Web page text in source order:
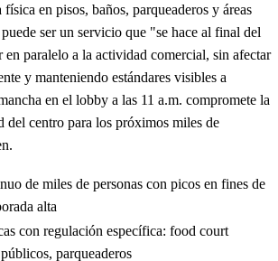
en pisos, baños, parqueaderos y áreas
ser un servicio que "se hace al final del
en paralelo a la actividad comercial, sin afectar
y manteniendo estándares visibles a
en el lobby a las 11 a.m. compromete la
del centro para los próximos miles de
de miles de personas con picos en fines de
alta
con regulación específica: food court
parqueaderos